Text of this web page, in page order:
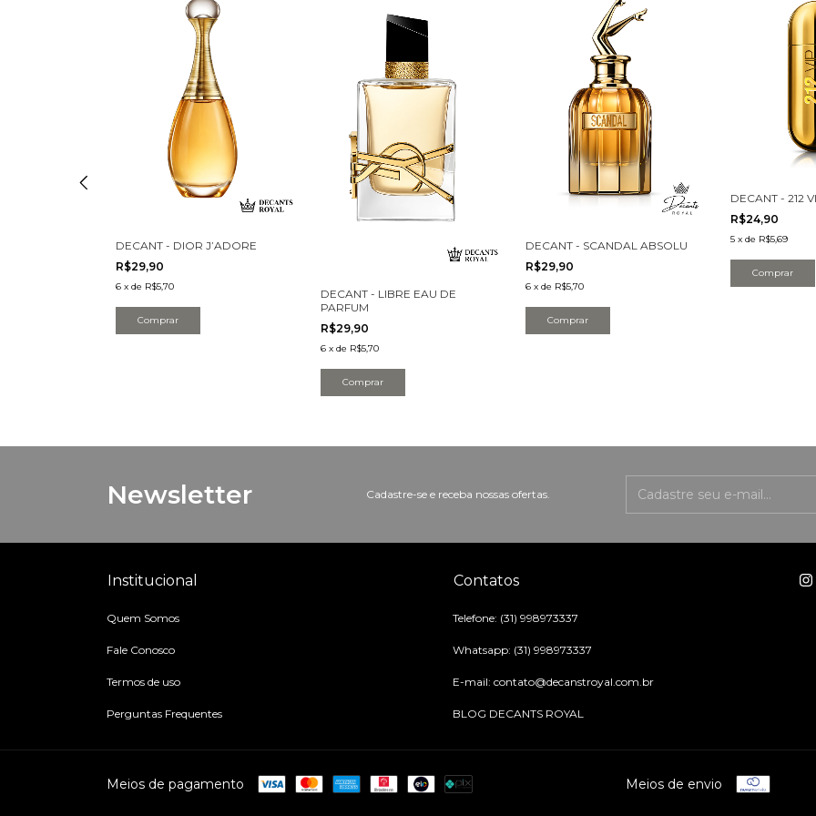
DECANT - DIOR J’ADORE
R$29,90
6 x de R$5,70
Comprar
DECANT - LIBRE EAU DE
PARFUM
R$29,90
6 x de R$5,70
Comprar
DECANT - SCANDAL ABSOLU
R$29,90
6 x de R$5,70
Comprar
DECANT - 212
R$24,90
5 x de R$5,69
Comprar
Newsletter Cadastre-se e receba nossas ofertas.
Institucional
Quem Somos
Fale Conosco
Termos de uso
Perguntas Frequentes
Contatos
Telefone: (31) 998973337
Whatsapp: (31) 998973337
E-mail: contato@decanstroyal.com.br
BLOG DECANTS ROYAL
Meios de pagamento Meios de envio